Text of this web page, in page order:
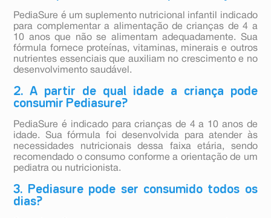
PediaSure é um suplemento nutricional infantil indicado
para complementar a alimentação de crianças de 4 a
10 anos que não se alimentam adequadamente. Sua
fórmula fornece proteínas, vitaminas, minerais e outros
nutrientes essenciais que auxiliam no crescimento e no
desenvolvimento saudável.
2. A partir de qual idade a criança pode
consumir Pediasure?
PediaSure é indicado para crianças de 4 a 10 anos de
idade. Sua fórmula foi desenvolvida para atender às
necessidades nutricionais dessa faixa etária, sendo
recomendado o consumo conforme a orientação de um
pediatra ou nutricionista.
3. Pediasure pode ser consumido todos os
dias?